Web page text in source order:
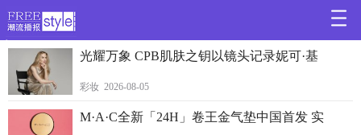
>
光耀万象 CPB肌肤之钥以镜头记录妮可·基
彩妆 2026-08-05
M·A·C全新「24H」卷王金气垫中国首发 实